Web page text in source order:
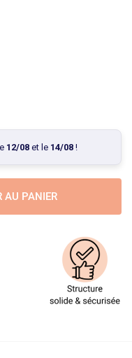
12/08et le 14/08!
AU PANIER